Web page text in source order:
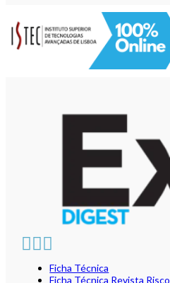
Ficha Técnica
Ficha Técnica Revista Risco